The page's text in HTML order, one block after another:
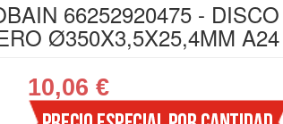
66252920475 -
Ø350X3,5X25,4MM
10,06 €